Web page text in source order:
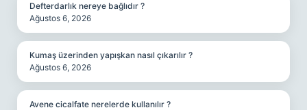
Defterdarlık nereye bağlıdır ?
Ağustos 6, 2026
Kumaş üzerinden yapışkan nasıl çıkarılır ?
Ağustos 6, 2026
Avene cicalfate nerelerde kullanılır ?